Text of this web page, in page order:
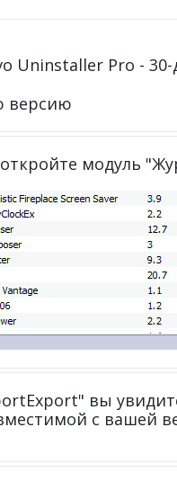
Uninstaller Pro -
версию
модуль
вы
с вашей